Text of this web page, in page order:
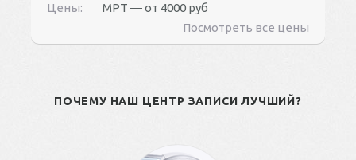
Цены: МРТ ― от 4000 руб
Посмотреть все цены
ПОЧЕМУ НАШ ЦЕНТР ЗАПИСИ ЛУЧШИЙ?